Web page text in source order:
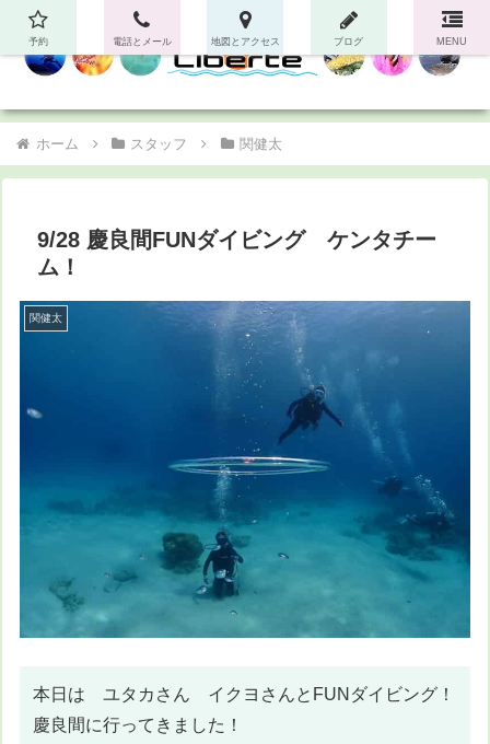
ホーム スタッフ 関健太
9/28 慶良間FUNダイビング ケンタチー
ム！
関健太
本日は ユタカさん イクヨさんとFUNダイビング！
慶良間に行ってきました！
予約 電話とメール 地図とアクセス ブログ MENU